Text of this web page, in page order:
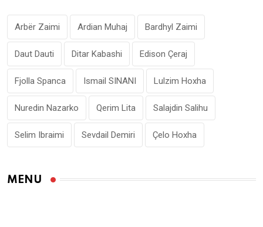
Arbër Zaimi Ardian Muhaj Bardhyl Zaimi
Daut Dauti Ditar Kabashi Edison Çeraj
Fjolla Spanca Ismail SINANI Lulzim Hoxha
Nuredin Nazarko Qerim Lita Salajdin Salihu
Selim Ibraimi Sevdail Demiri Çelo Hoxha
MENU